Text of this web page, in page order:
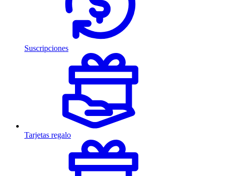
Suscripciones
Tarjetas regalo